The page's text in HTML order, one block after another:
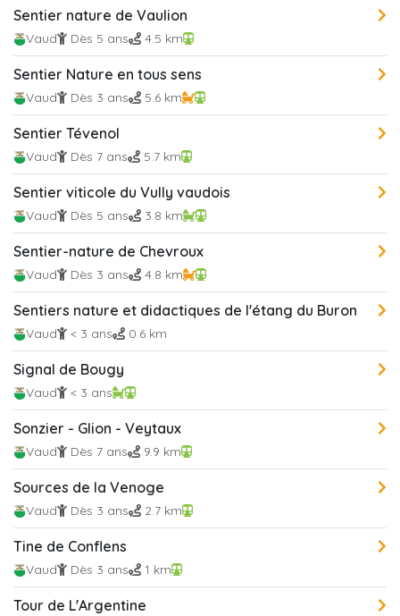
Sentier nature de Vaulion
Vaud Dès 5 ans 4.5 km
Sentier Nature en tous sens
Vaud Dès 3 ans 5.6 km
Sentier Tévenol
Vaud Dès 7 ans 5.7 km
Sentier viticole du Vully vaudois
Vaud Dès 5 ans 3.8 km
Sentier-nature de Chevroux
Vaud Dès 3 ans 4.8 km
Sentiers nature et didactiques de l'étang du Buron
Vaud < 3 ans 0.6 km
Signal de Bougy
Vaud < 3 ans
Sonzier - Glion - Veytaux
Vaud Dès 7 ans 9.9 km
Sources de la Venoge
Vaud Dès 3 ans 2.7 km
Tine de Conflens
Vaud Dès 3 ans 1 km
Tour de L'Argentine